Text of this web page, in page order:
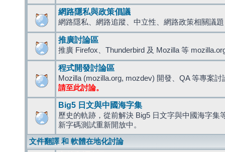
網路隱私與政策倡議
網路隱私、網路追蹤、中立性、網路政策相關議題
推廣討論區
推廣 Firefox、Thunderbird 及 Mozilla 等
程式開發討論區
Mozilla (mozilla.org, mozdev) 開發、QA 等專案討
請至此討論。
Big5 日文與中國海字集
歷史的軌跡，從前解決 Big5 日文字與中國海字集
新字碼測試重新開放中。
文件翻譯 和 軟體在地化討論